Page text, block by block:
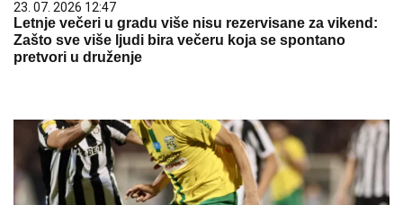
23. 07. 2026 12:47
Letnje večeri u gradu više nisu rezervisane za vikend:
Zašto sve više ljudi bira večeru koja se spontano
pretvori u druženje